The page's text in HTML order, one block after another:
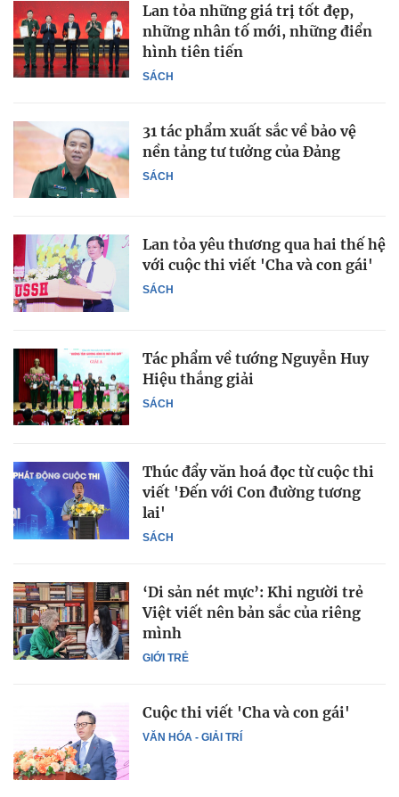
SÁCH
Lan tỏa những giá trị tốt đẹp,
những nhân tố mới, những điển
hình tiên tiến
SÁCH
31 tác phẩm xuất sắc về bảo vệ
nền tảng tư tưởng của Đảng
SÁCH
Lan tỏa yêu thương qua hai thế hệ
với cuộc thi viết 'Cha và con gái'
SÁCH
Tác phẩm về tướng Nguyễn Huy
Hiệu thắng giải
SÁCH
Thúc đẩy văn hoá đọc từ cuộc thi
viết 'Đến với Con đường tương
lai'
GIỚI TRẺ
‘Di sản nét mực’: Khi người trẻ
Việt viết nên bản sắc của riêng
mình
VĂN HÓA - GIẢI TRÍ
Cuộc thi viết 'Cha và con gái'